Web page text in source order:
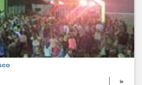
le